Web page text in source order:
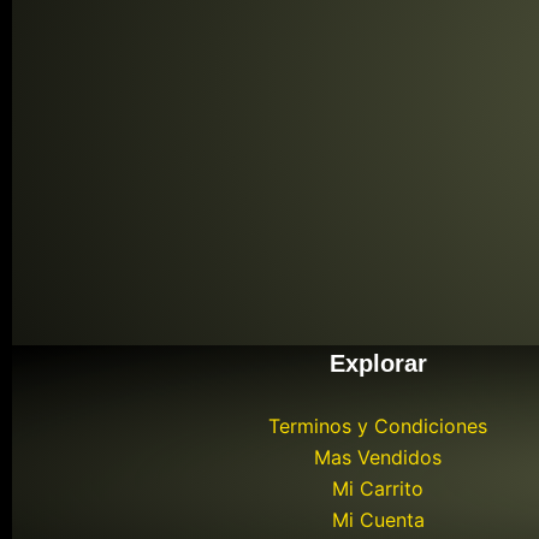
Explorar
Terminos y Condiciones
Mas Vendidos
Mi Carrito
Mi Cuenta